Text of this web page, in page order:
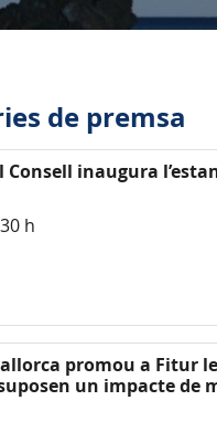
de premsa
Consell inaugura
h
promou a Fitur
un impacte de